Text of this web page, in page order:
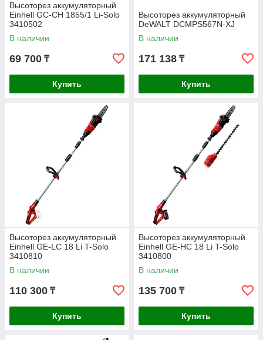
Высоторез аккумуляторный
Einhell GC-CH 1855/1 Li-Solo
3410502
В наличии
69 700 ₸
Купить
Высоторез аккумуляторный
DeWALT DCMPS567N-XJ
В наличии
171 138 ₸
Купить
Высоторез аккумуляторный
Einhell GE-LC 18 Li T-Solo
3410810
В наличии
110 300 ₸
Купить
Высоторез аккумуляторный
Einhell GE-HC 18 Li T-Solo
3410800
В наличии
135 700 ₸
Купить